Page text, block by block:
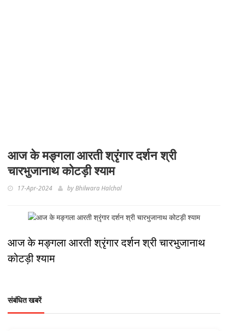
आज के मङ्गला आरती श्रृंगार दर्शन श्री
चारभुजानाथ कोटड़ी श्याम
17-Apr-2024 byBhilwara Halchal
आज के मङ्गला आरती श्रृंगार दर्शन श्री चारभुजानाथ
कोटड़ी श्याम
संबंधित खबरें